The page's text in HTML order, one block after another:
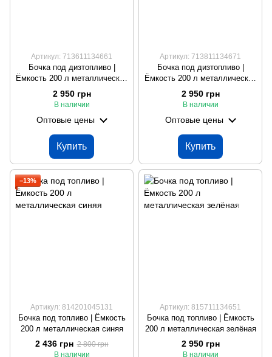
Артикул: 713611134661
Бочка под дизтопливо |
Ёмкость 200 л металлическая
серая
2 950 грн
В наличии
Оптовые цены
Купить
Артикул: 713811134671
Бочка под дизтопливо |
Ёмкость 200 л металлическая
чёрная
2 950 грн
В наличии
Оптовые цены
Купить
−13%
Артикул: 814201045131
Бочка под топливо | Ёмкость
200 л металлическая синяя
2 436 грн 2 800 грн
В наличии
Артикул: 815711134651
Бочка под топливо | Ёмкость
200 л металлическая зелёная
2 950 грн
В наличии